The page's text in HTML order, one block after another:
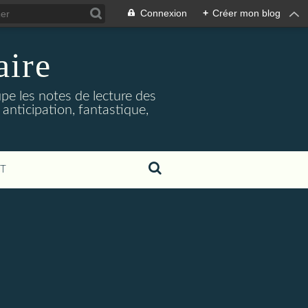
Connexion + Créer mon blog
les notes de lecture des
anticipation, fantastique,